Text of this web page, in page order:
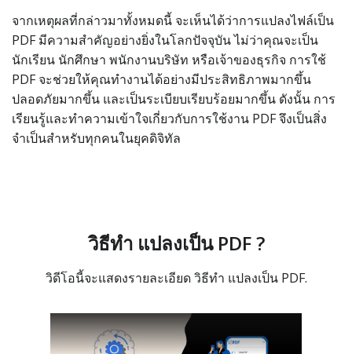
จากเหตุผลที่กล่าวมาทั้งหมดนี้ จะเห็นได้ว่าการแปลงไฟล์เป็น
PDF มีความสำคัญอย่างยิ่งในโลกปัจจุบัน ไม่ว่าคุณจะเป็น
นักเรียน นักศึกษา พนักงานบริษัท หรือเจ้าของธุรกิจ การใช้
PDF จะช่วยให้คุณทำงานได้อย่างมีประสิทธิภาพมากขึ้น
ปลอดภัยมากขึ้น และเป็นระเบียบเรียบร้อยมากขึ้น ดังนั้น การ
เรียนรู้และทำความเข้าใจเกี่ยวกับการใช้งาน PDF จึงเป็นสิ่ง
จำเป็นสำหรับทุกคนในยุคดิจิทัล
วิธีทำ แปลงเป็น PDF ?
วิดีโอนี้จะแสดงรายละเอียด วิธีทำ แปลงเป็น PDF.